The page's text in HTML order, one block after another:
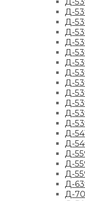
Д-
Д-
Д-
Д-
Д-
Д-
Д-
Д-
Д-
Д-
Д-
Д-
Д-
Д-
Д-
Д-
Д-
Д-
Д-